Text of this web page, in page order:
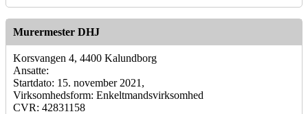
Murermester DHJ
Korsvangen 4, 4400 Kalundborg
Ansatte:
Startdato: 15. november 2021,
Virksomhedsform: Enkeltmandsvirksomhed
CVR: 42831158